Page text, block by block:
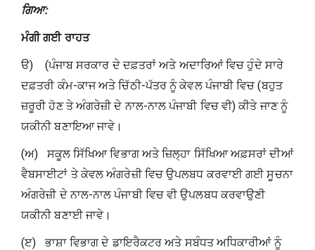
ਗਿਆ:
ਮੰਗੀ ਗਈ ਰਾਹਤ
ੳ) (ਪੰਜਾਬ ਸਰਕਾਰ ਦੇ ਦਫ਼ਤਰਾਂ ਅਤੇ ਅਦਾਰਿਆਂ ਵਿਚ ਹੁੰਦੇ ਸਾਰੇ
ਦਫ਼ਤਰੀ ਕੰਮ-ਕਾਜ ਅਤੇ ਚਿੱਠੀ-ਪੱਤਰ ਨੂੰ ਕੇਵਲ ਪੰਜਾਬੀ ਵਿਚ (ਬਹੁਤ
ਜ਼ਰੂਰੀ ਹੋਣ ਤੇ ਅੰਗਰੇਜ਼ੀ ਦੇ ਨਾਲ-ਨਾਲ ਪੰਜਾਬੀ ਵਿਚ ਵੀ) ਕੀਤੇ ਜਾਣ ਨੂੰ
ਯਕੀਨੀ ਬਣਾਇਆ ਜਾਵੇ।
(ਅ) ਸਕੂਲ ਸਿੱਖਿਆ ਵਿਭਾਗ ਅਤੇ ਜ਼ਿਲ੍ਹਾ ਸਿੱਖਿਆ ਅਫ਼ਸਰਾਂ ਦੀਆਂ
ਵੈਬਸਾਈਟਾਂ ਤੇ ਕੇਵਲ ਅੰਗਰੇਜ਼ੀ ਵਿਚ ਉਪਲਬਧ ਕਰਵਾਈ ਗਈ ਸੂਚਨਾ
ਅੰਗਰੇਜ਼ੀ ਦੇ ਨਾਲ-ਨਾਲ ਪੰਜਾਬੀ ਵਿਚ ਵੀ ਉਪਲਬਧ ਕਰਵਾਉਣੀ
ਯਕੀਨੀ ਬਣਾਈ ਜਾਵੇ।
(ੲ) ਭਾਸ਼ਾ ਵਿਭਾਗ ਦੇ ਡਾਇਰੈਕਟਰ ਅਤੇ ਸਬੰਧਤ ਅਧਿਕਾਰੀਆਂ ਨੂੰ